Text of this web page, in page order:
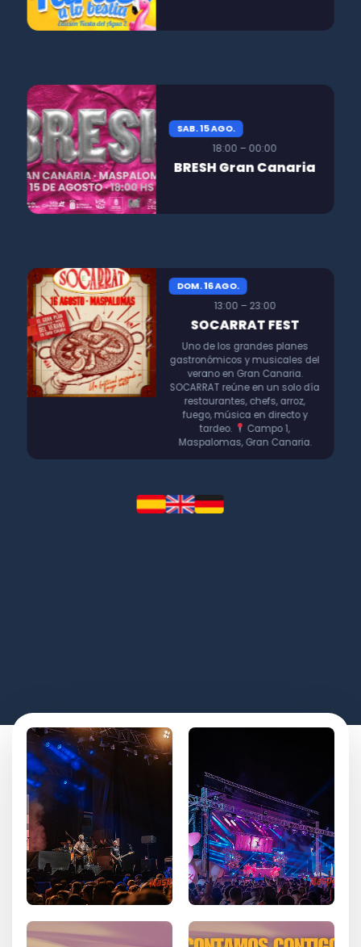
SAB. 15 AGO.
18:00 – 00:00
BRESH Gran Canaria
DOM. 16 AGO.
13:00 – 23:00
SOCARRAT FEST
Uno de los grandes planes
gastronómicos y musicales del
verano en Gran Canaria.
SOCARRAT reúne en un solo día
restaurantes, chefs, arroz,
fuego, música en directo y
tardeo.
Campo 1,
Maspalomas, Gran Canaria.